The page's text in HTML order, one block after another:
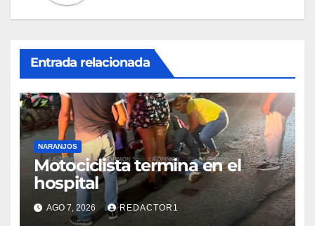
Entrada relacionada
NARANJOS
Motociclista termina en el
hospital
AGO 7, 2026 REDACTOR1